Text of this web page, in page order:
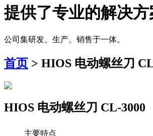
提供了专业的解决
公司集研发、生产、销售于一体。
首页 > HIOS 电动螺丝刀
HIOS 电动螺丝刀 CL-3000
主要特点